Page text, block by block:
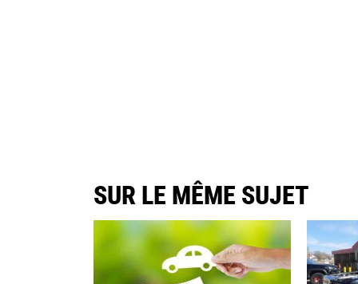
SUR LE MÊME SUJET